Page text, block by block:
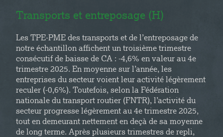
Transports et entreposage (H)
Les TPE-PME des transports et de l’entreposage de
notre échantillon affichent un troisième trimestre
consécutif de baisse de CA : -4,6% en valeur au 4e
trimestre 2025. En moyenne sur l’année, les
entreprises du secteur voient leur activité légèrement
reculer (-0,6%). Toutefois, selon la Fédération
nationale du transport routier (FNTR), l’activité du
secteur progresse légèrement au 4e trimestre 2025,
tout en demeurant nettement en deçà de sa moyenne
de long terme. Après plusieurs trimestres de repli,